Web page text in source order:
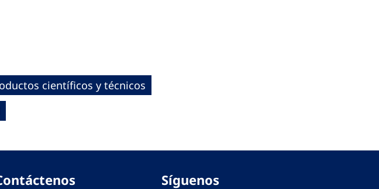
científicos y técnicos
Síguenos